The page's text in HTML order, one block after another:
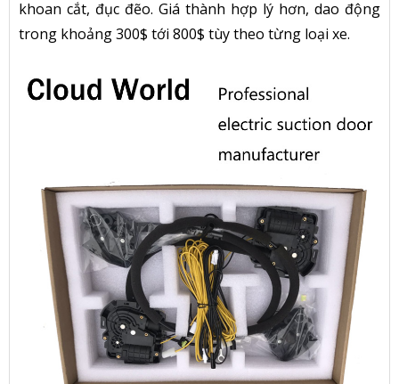
khoan cắt, đục đẽo. Giá thành hợp lý hơn, dao động
trong khoảng 300$ tới 800$ tùy theo từng loại xe.